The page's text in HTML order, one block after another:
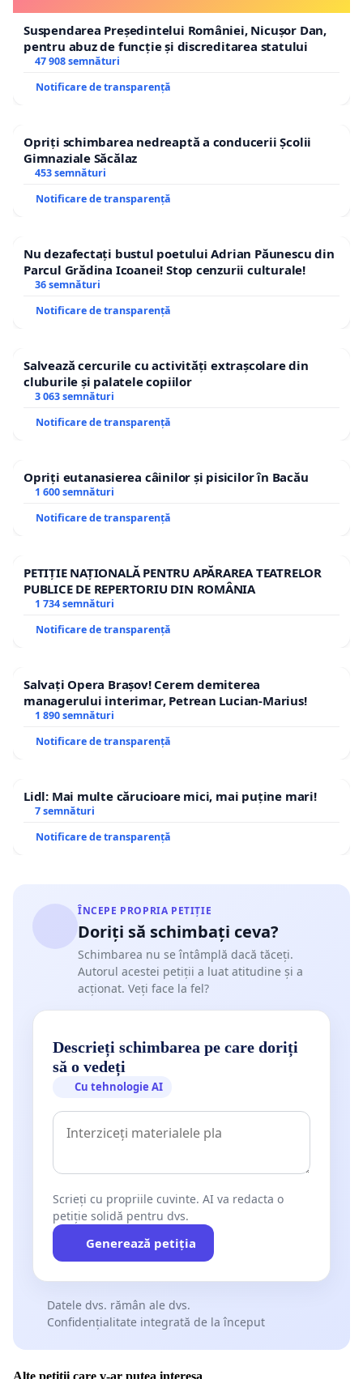
Suspendarea Președintelui României, Nicușor Dan,
pentru abuz de funcție și discreditarea statului
47 908 semnături
Notificare de transparență
Opriți schimbarea nedreaptă a conducerii Școlii
Gimnaziale Săcălaz
453 semnături
Notificare de transparență
Nu dezafectați bustul poetului Adrian Păunescu din
Parcul Grădina Icoanei! Stop cenzurii culturale!
36 semnături
Notificare de transparență
Salvează cercurile cu activități extrașcolare din
cluburile și palatele copiilor
3 063 semnături
Notificare de transparență
Opriți eutanasierea câinilor și pisicilor în Bacău
1 600 semnături
Notificare de transparență
PETIȚIE NAȚIONALĂ PENTRU APĂRAREA TEATRELOR
PUBLICE DE REPERTORIU DIN ROMÂNIA
1 734 semnături
Notificare de transparență
Salvați Opera Brașov! Cerem demiterea
managerului interimar, Petrean Lucian-Marius!
1 890 semnături
Notificare de transparență
Lidl: Mai multe cărucioare mici, mai puține mari!
7 semnături
Notificare de transparență
ÎNCEPE PROPRIA PETIȚIE
Doriți să schimbați ceva?
Schimbarea nu se întâmplă dacă tăceți.
Autorul acestei petiții a luat atitudine și a
acționat. Veți face la fel?
Descrieți schimbarea pe care doriți
să o vedeți
Cu tehnologie AI
Scrieți cu propriile cuvinte. AI va redacta o
petiție solidă pentru dvs.
Generează petiția
Datele dvs. rămân ale dvs.
Confidențialitate integrată de la început